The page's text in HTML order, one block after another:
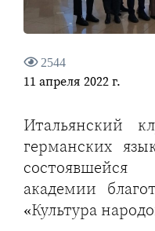
2544
11 апреля 2022 г.
Итальянский
германских
академии
«Культура